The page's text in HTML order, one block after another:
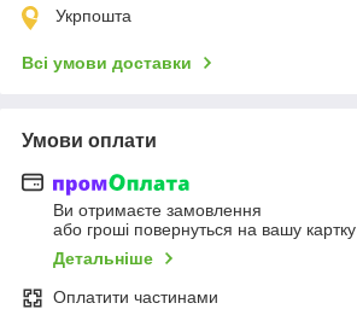
Укрпошта
Всі умови доставки
Умови оплати
Ви отримаєте замовлення
або гроші повернуться на вашу картку
Детальніше
Оплатити частинами